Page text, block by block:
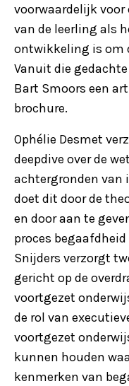
voorwaardelijk
van de leerling als
ontwikkeling is om
Vanuit die gedachte
Bart Smoors een
brochure.
Ophélie Desmet
deepdive over de
achtergronden
doet dit door de
en door aan te
proces
Snijders verzorgt
gericht op de
voortgezet
de rol van
voortgezet
kunnen houden
kenmerken van